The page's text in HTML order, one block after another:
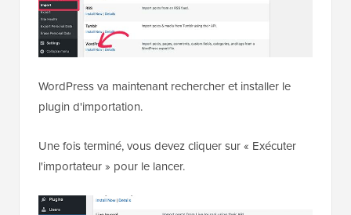
WordPress va maintenant rechercher et installer le
plugin d'importation.
Une fois terminé, vous devez cliquer sur « Exécuter
l'importateur » pour le lancer.